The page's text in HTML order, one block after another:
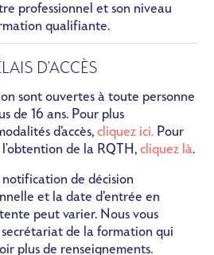
professionnel et son niveau
qualifiante.
D'ACCÈS
sont ouvertes à toute personne
de 16 ans. Pour plus
d’accès, cliquez ici. Pour
de la RQTH, cliquez là.
notification de décision
et la date d’entrée en
peut varier. Nous vous
de la formation qui
plus de renseignements.